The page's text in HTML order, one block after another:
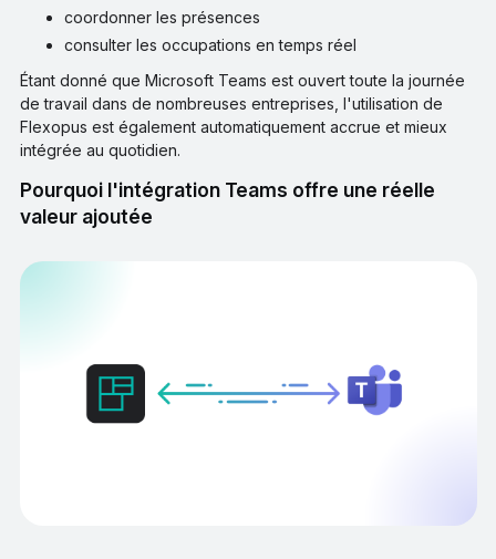
coordonner les présences
consulter les occupations en temps réel
Étant donné que Microsoft Teams est ouvert toute la journée
de travail dans de nombreuses entreprises, l'utilisation de
Flexopus est également automatiquement accrue et mieux
intégrée au quotidien.
Pourquoi l'intégration Teams offre une réelle
valeur ajoutée